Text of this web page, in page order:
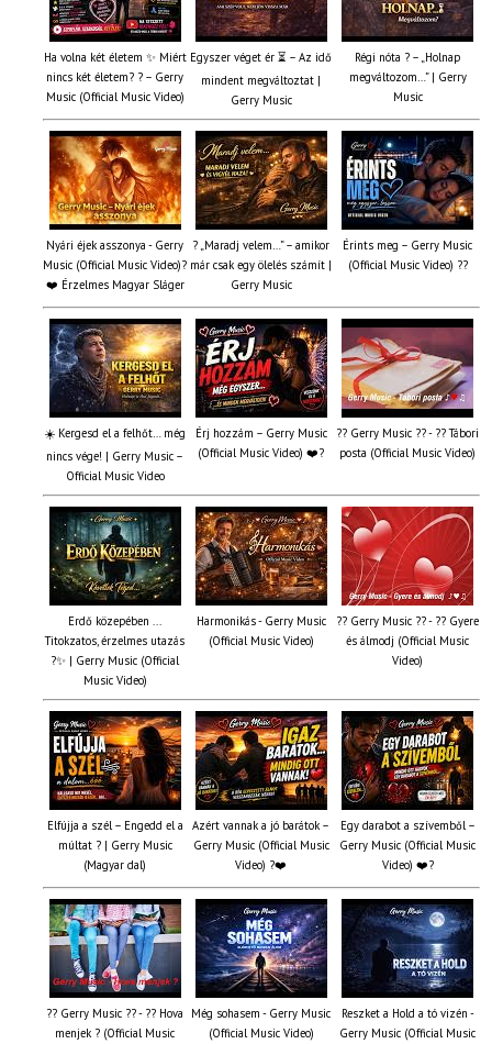
Ha volna két életem ✨ Miért
nincs két életem? ? – Gerry
Music (Official Music Video)
Egyszer véget ér ⏳ – Az idő
mindent megváltoztat |
Gerry Music
Régi nóta ? – „Holnap
megváltozom…” | Gerry
Music
Nyári éjek asszonya - Gerry
Music (Official Music Video)?
❤️ Érzelmes Magyar Sláger
? „Maradj velem…” – amikor
már csak egy ölelés számít |
Gerry Music
Érints meg – Gerry Music
(Official Music Video) ??
☀️ Kergesd el a felhőt… még
nincs vége! | Gerry Music –
Official Music Video
Érj hozzám – Gerry Music
(Official Music Video) ❤️?
?? Gerry Music ?? - ?? Tábori
posta (Official Music Video)
Erdő közepében ...
Titokzatos, érzelmes utazás
?✨ | Gerry Music (Official
Music Video)
Harmonikás - Gerry Music
(Official Music Video)
?? Gerry Music ?? - ?? Gyere
és álmodj (Official Music
Video)
Elfújja a szél – Engedd el a
múltat ? | Gerry Music
(Magyar dal)
Azért vannak a jó barátok –
Gerry Music (Official Music
Video) ?❤️
Egy darabot a szívemből –
Gerry Music (Official Music
Video) ❤️?
?? Gerry Music ?? - ?? Hova
menjek ? (Official Music
Még sohasem - Gerry Music
(Official Music Video)
Reszket a Hold a tó vizén -
Gerry Music (Official Music